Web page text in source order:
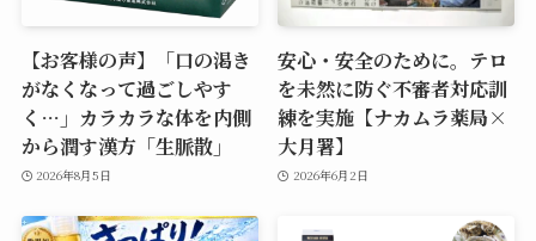
【お客様の声】「口の渇き
がなくなって過ごしやす
く…」カラカラな体を内側
から潤す漢方「生脈散」
2026年8月5日
安心・安全のために。テロ
を未然に防ぐ不審者対応訓
練を実施【ナカムラ薬局×
大月署】
2026年6月2日